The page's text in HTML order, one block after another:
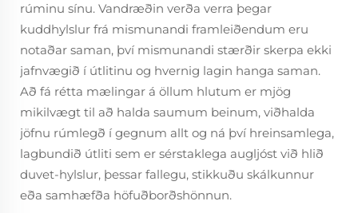
rúminu sínu. Vandræðin verða verra þegar
kuddhylslur frá mismunandi framleiðendum eru
notaðar saman, því mismunandi stærðir skerpa ekki
jafnvægið í útlitinu og hvernig lagin hanga saman.
Að fá rétta mælingar á öllum hlutum er mjög
mikilvægt til að halda saumum beinum, viðhalda
jöfnu rúmlegð í gegnum allt og ná því hreinsamlega,
lagbundið útliti sem er sérstaklega augljóst við hlið
duvet-hylslur, þessar fallegu, stikkuðu skálkunnur
eða samhæfða höfuðborðshönnun.